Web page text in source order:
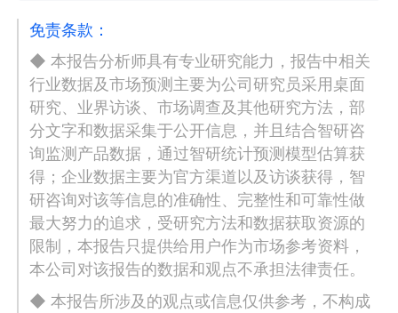
免责条款：
◆ 本报告分析师具有专业研究能力，报告中相关
行业数据及市场预测主要为公司研究员采用桌面
研究、业界访谈、市场调查及其他研究方法，部
分文字和数据采集于公开信息，并且结合智研咨
询监测产品数据，通过智研统计预测模型估算获
得；企业数据主要为官方渠道以及访谈获得，智
研咨询对该等信息的准确性、完整性和可靠性做
最大努力的追求，受研究方法和数据获取资源的
限制，本报告只提供给用户作为市场参考资料，
本公司对该报告的数据和观点不承担法律责任。
◆ 本报告所涉及的观点或信息仅供参考，不构成